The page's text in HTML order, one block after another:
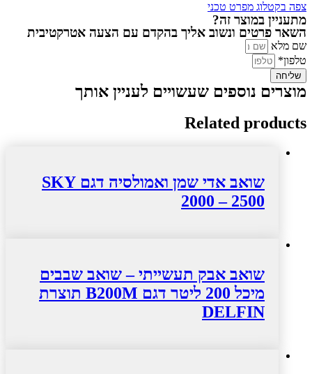
צפה בקטלוג מפרט טכני
מתעניין במוצר זה?
השאר פרטים ונשוב אליך בהקדם עם הצעה אטרקטיבית
שם מלא
טלפון*
שליחה
מוצרים נוספים שעשויים לעניין אותך
Related products
שואב אדי שמן ואמולסיה דגם SKY
2000 – 2500
שואב אבק תעשייתי – שואב שבבים
מיכל 200 ליטר דגם B200M תוצרת
DELFIN